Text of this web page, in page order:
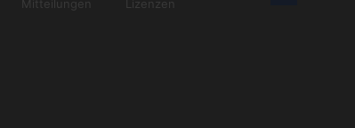
Mitteilungen
Lizenzen